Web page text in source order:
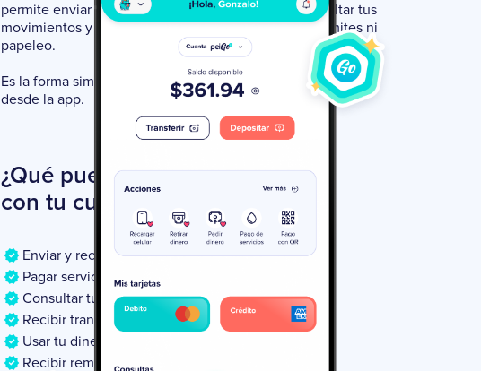
permite enviar y recibir dinero, pagar servicios, consultar tus
movimientos y usar tu tarjeta desde el celular, sin trámites ni
papeleo.
Es la forma simple y segura de comenzar a manejar tu dinero
desde la app.
¿Qué puedes hacer
con tu cuenta peiGo?
Enviar y recibir dinero al instante
Pagar servicios básicos desde la app
Consultar tu saldo y movimientos en tiempo real
Recibir transferencias en tu cuenta digital
Usar tu dinero sin trámites ni filas
Recibir remesas directamente en tu cuenta